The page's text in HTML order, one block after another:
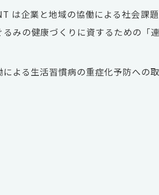
は企業と地域の協働による社会課
みの健康づくりに資するための「
よる生活習慣病の重症化予防への